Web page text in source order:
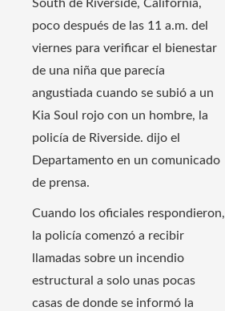
South de Riverside, California,
poco después de las 11 a.m. del
viernes para verificar el bienestar
de una niña que parecía
angustiada cuando se subió a un
Kia Soul rojo con un hombre, la
policía de Riverside. dijo el
Departamento en un comunicado
de prensa.
Cuando los oficiales respondieron,
la policía comenzó a recibir
llamadas sobre un incendio
estructural a solo unas pocas
casas de donde se informó la